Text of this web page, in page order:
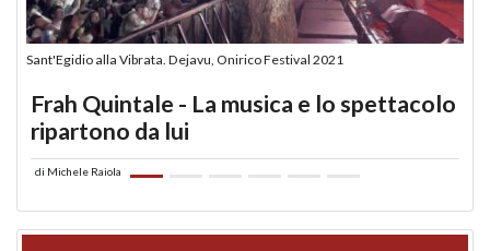
Sant'Egidio alla Vibrata. Dejavu, Onirico Festival 2021
Frah Quintale - La musica e lo spettacolo
ripartono da lui
di Michele Raiola